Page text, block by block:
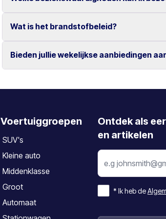
Ja, wijzigingen en annuleringen zijn
Annuleren dient minimaal 2 dagen vóór
Bezoek populaire locaties zoals Knossos,
Wat is het brandstofbeleid?
De auto dient te worden ingeleverd met
Bieden jullie wekelijkse aanbiedingen
Ja, wij bieden speciale wekelijkse tarieven
Voertuiggroepen
SUV's
Kleine auto
Middenklasse
Groot
Automaat
Ontdek als
en artikelen
* Ik heb de